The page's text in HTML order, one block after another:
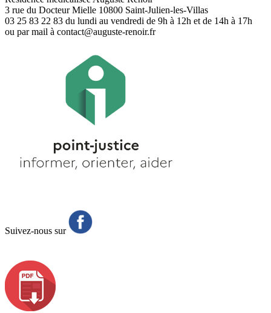
3 rue du Docteur Mielle 10800 Saint-Julien-les-Villas
03 25 83 22 83 du lundi au vendredi de 9h à 12h et de 14h à 17h
ou par mail à contact@auguste-renoir.fr
Suivez-nous sur